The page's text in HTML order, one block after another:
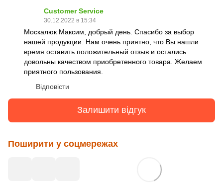
Customer Service
30.12.2022 в 15:34
Москалюк Максим, добрый день. Спасибо за выбор
нашей продукции. Нам очень приятно, что Вы нашли
время оставить положительный отзыв и остались
довольны качеством приобретенного товара. Желаем
приятного пользования.
Відповісти
Залишити відгук
Поширити у соцмережах